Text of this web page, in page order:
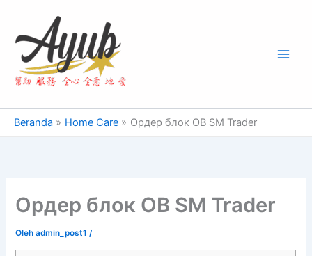
konten
Beranda Home Care Ордер блок OB SM Trader
Ордер блок OB SM Trader
Olehadmin_post1/